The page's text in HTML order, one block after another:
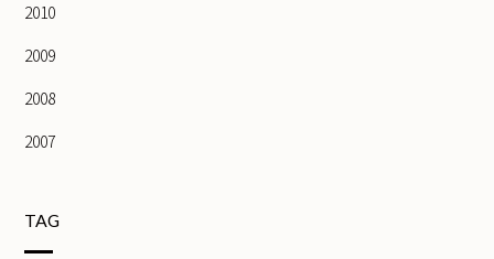
2010
2009
2008
2007
TAG